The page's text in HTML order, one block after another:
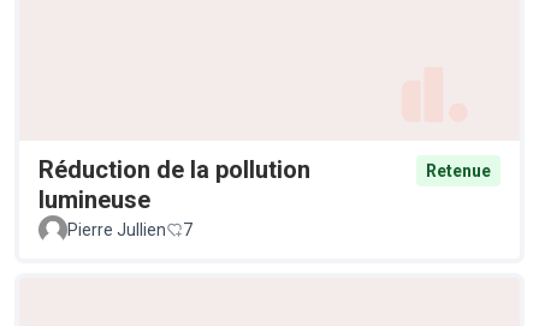
Réduction de la pollution
lumineuse
Retenue
Pierre Jullien 7